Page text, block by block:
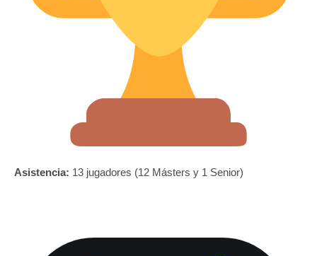
Asistencia: 13 jugadores (12 Másters y 1 Senior)